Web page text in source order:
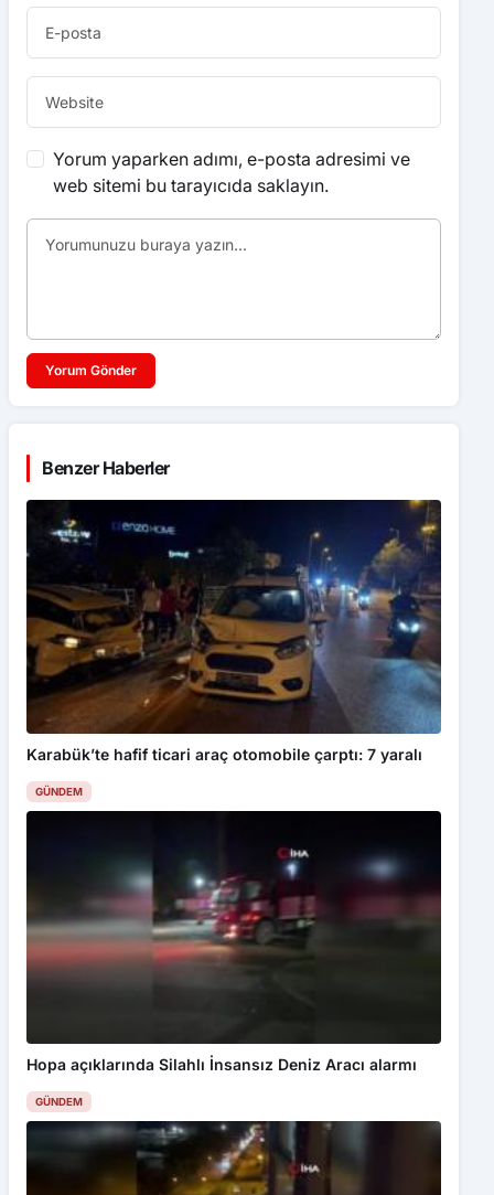
Yorum yaparken adımı, e-posta adresimi ve
web sitemi bu tarayıcıda saklayın.
Yorum Gönder
Benzer Haberler
Karabük’te hafif ticari araç otomobile çarptı: 7 yaralı
GÜNDEM
Hopa açıklarında Silahlı İnsansız Deniz Aracı alarmı
GÜNDEM